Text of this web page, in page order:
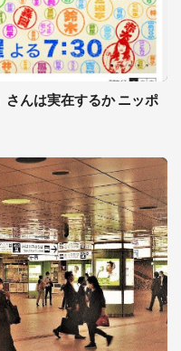
さんは実在するか ニッポ